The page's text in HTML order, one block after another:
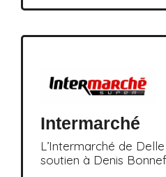
Intermarché
L’Intermarché de
soutien à Denis